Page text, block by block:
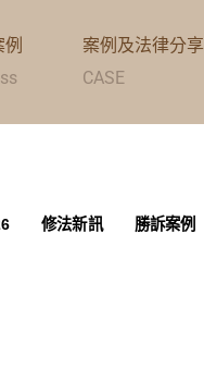
案例及法律分享
CASE
修法新訊 勝訴案例